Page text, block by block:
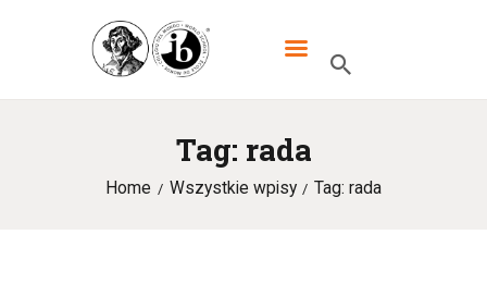
Tag: rada
Home Wszystkie wpisy Tag: rada
XXXIII LO DWUJĘZYCZNE IM.
MIKOŁAJA KOPERNIKA W
WARSZAWIE
HOME